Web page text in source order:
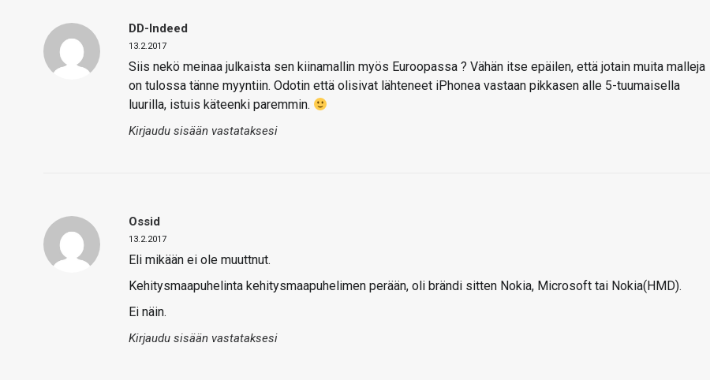
DD-Indeed
13.2.2017
Siis nekö meinaa julkaista sen kiinamallin myös Euroopassa ? Vähän itse epäilen, että jotain muita malleja
on tulossa tänne myyntiin. Odotin että olisivat lähteneet iPhonea vastaan pikkasen alle 5-tuumaisella
luurilla, istuis käteenki paremmin.
Kirjaudu sisään vastataksesi
Ossid
13.2.2017
Eli mikään ei ole muuttnut.
Kehitysmaapuhelinta kehitysmaapuhelimen perään, oli brändi sitten Nokia, Microsoft tai Nokia(HMD).
Ei näin.
Kirjaudu sisään vastataksesi